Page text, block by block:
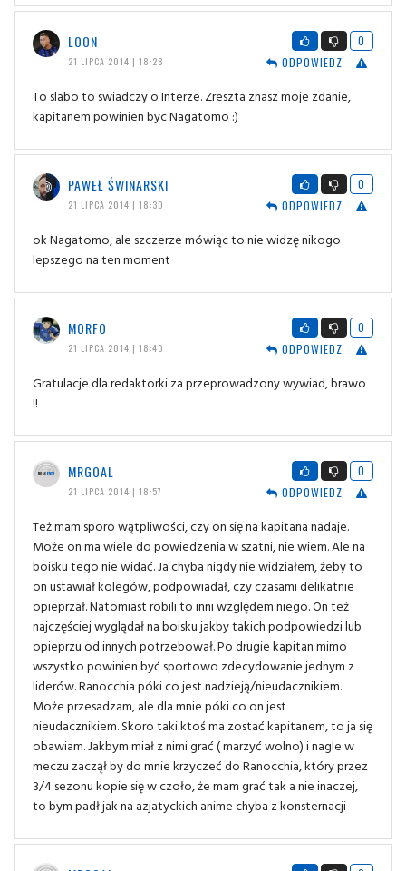
LOON
21 LIPCA 2014 | 18:28
0
ODPOWIEDZ
To slabo to swiadczy o Interze. Zreszta znasz moje zdanie,
kapitanem powinien byc Nagatomo :)
PAWEŁ ŚWINARSKI
21 LIPCA 2014 | 18:30
0
ODPOWIEDZ
ok Nagatomo, ale szczerze mówiąc to nie widzę nikogo
lepszego na ten moment
MORFO
21 LIPCA 2014 | 18:40
0
ODPOWIEDZ
Gratulacje dla redaktorki za przeprowadzony wywiad, brawo
!!
MRGOAL
21 LIPCA 2014 | 18:57
0
ODPOWIEDZ
Też mam sporo wątpliwości, czy on się na kapitana nadaje.
Może on ma wiele do powiedzenia w szatni, nie wiem. Ale na
boisku tego nie widać. Ja chyba nigdy nie widziałem, żeby to
on ustawiał kolegów, podpowiadał, czy czasami delikatnie
opieprzał. Natomiast robili to inni względem niego. On też
najczęściej wyglądał na boisku jakby takich podpowiedzi lub
opieprzu od innych potrzebował. Po drugie kapitan mimo
wszystko powinien być sportowo zdecydowanie jednym z
liderów. Ranocchia póki co jest nadzieją/nieudacznikiem.
Może przesadzam, ale dla mnie póki co on jest
nieudacznikiem. Skoro taki ktoś ma zostać kapitanem, to ja się
obawiam. Jakbym miał z nimi grać ( marzyć wolno) i nagle w
meczu zaczął by do mnie krzyczeć do Ranocchia, który przez
3/4 sezonu kopie się w czoło, że mam grać tak a nie inaczej,
to bym padł jak na azjatyckich anime chyba z konsternacji